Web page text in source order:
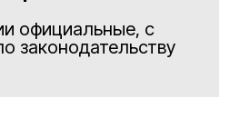
официальные, с
законодательству